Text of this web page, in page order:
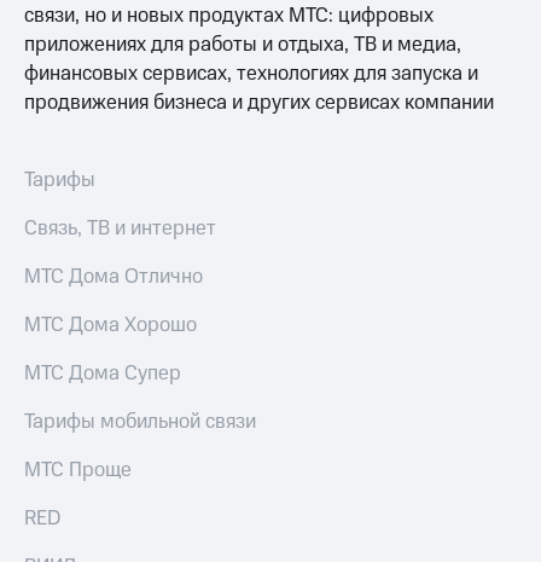
связи, но и новых продуктах МТС: цифровых
приложениях для работы и отдыха, ТВ и медиа,
финансовых сервисах, технологиях для запуска и
продвижения бизнеса и других сервисах компании
Тарифы
Связь, ТВ и интернет
МТС Дома Отлично
МТС Дома Хорошо
МТС Дома Супер
Тарифы мобильной связи
МТС Проще
RED